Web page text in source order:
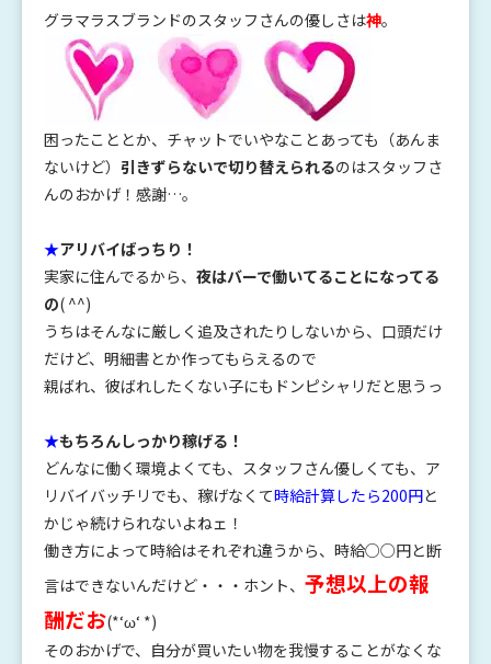
グラマラスブランドのスタッフさんの優しさは神。
困ったこととか、チャットでいやなことあっても（あんま
ないけど） 引きずらないで切り替えられるのはスタッフさ
んのおかげ！感謝…。
★アリバイばっちり！
実家に住んでるから、 夜はバーで働いてることになってる
の( ^^)
うちはそんなに厳しく追及されたりしないから、口頭だけ
だけど、明細書とか作ってもらえるので
親ばれ、彼ばれしたくない子にもドンピシャリだと思うっ
★もちろんしっかり稼げる！
どんなに働く環境よくても、スタッフさん優しくても、ア
リバイバッチリでも、稼げなくて時給計算したら200円と
かじゃ続けられないよねェ！
働き方によって時給はそれぞれ違うから、時給○○円と断
言はできないんだけど・・・ホント、 予想以上の報
酬だお(*‘ω‘ *)
そのおかげで、自分が買いたい物を我慢することがなくな